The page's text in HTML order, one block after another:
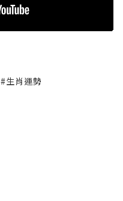
#生肖運勢